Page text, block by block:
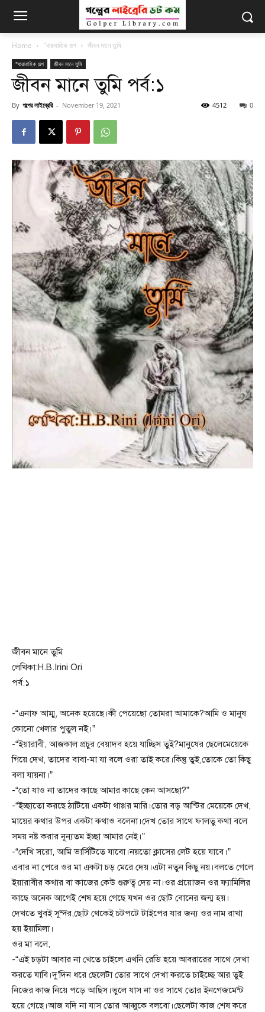
Home "ধারাবাহিক গল্প জীবন মানে তুমি
"ধারাবাহিক গল্প জীবন মানে তুমি
জীবন মানে তুমি পর্ব:১
By গল্পের লাইব্রেরি - November 19, 2021 0
4512
জীবন মানে তুমি
লেখিকা:H.B.Irini Ori
পর্ব:১
-“এনাফ আম্মু, অনেক হয়েছে।কী পেয়েছো তোমরা আমাকে?আমি ও মানুষ
কোনো খেলার পুতুল নই।”
-“ইয়ারাবী, আজকাল প্রচুর বেয়াদব হয়ে যাচ্ছিস তুই?মানুষের ছেলেমেয়েকে
গিয়ে দেখ, তাদের বাবা-মা যা বলে ওরা তাই করে।কিন্তু তুই,তোকে তো কিছু
বলা যায়না।”
-“তো যাও না তাদের কাছে আমার কাছে কেন আসছো?”
-“ইচ্ছাতো করছে ঠাটিয়ে একটা থাপ্পর মারি।তোর বড় আন্টির মেয়েকে দেখ,
মায়ের কথার উপর একটা কথাও বলেনা।দেখ তোর সাথে ফালতু কথা বলে
সময় নষ্ট করার নূন্যতম ইচ্ছা আমার নেই।”
-“দেখি সরো, আমি ভার্সিটিতে যাবো।নয়তো ক্লাসের লেট হয়ে যাবে।”
এবার না পেরে ওর মা একটা চড় মেরে দেয়।এটা নতুন কিছু নয়।বলতে গেলে
ইয়ারাবীর কথার বা কাজের কেউ গুরুত্ব দেয় না।ওর প্রয়োজন ওর ফ্যামিলির
কাছে অনেক আগেই শেষ হয়ে গেছে যখন ওর ছোট বোনের জন্ম হয়।
দেখতে খুবই সুন্দর,ছোট থেকেই চটপটে টাইপের যার জন্য ওর নাম রাখা
হয় ইয়ামিলা।
ওর মা বলে,
-“এই চড়টা আবার না খেতে চাইলে এখনি রেডি হয়ে আবরারের সাথে দেখা
করতে যাবি।দু’দিন ধরে ছেলেটা তোর সাথে দেখা করতে চাইচ্ছে আর তুই
নিজের কাজ নিয়ে পড়ে আছিস।ভুলে যাস না ওর সাথে তোর ইনগেজমেন্ট
হয়ে গেছে।আজ যদি না যাস তোর আব্বুকে বলবো।ছেলেটা কাজ শেষ করে